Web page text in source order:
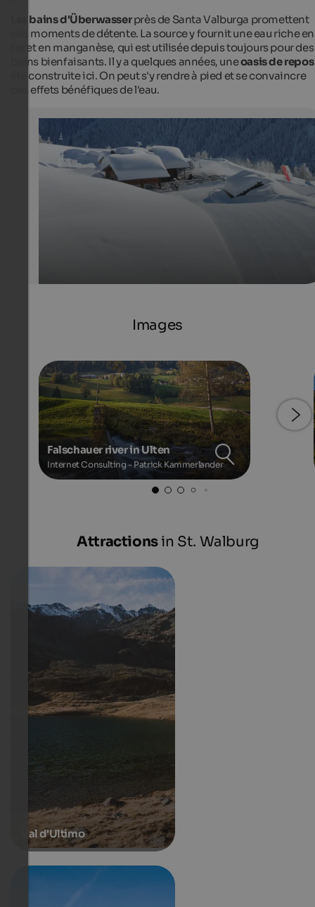
The family-friendly ski area in Ultental offers perfect
conditions and perfectly prepared ski runs.
Tourismusgenossenschaft Ultental-Proveis - Oswald Breitenberger
Les bains d'Überwasserprès de Santa Valburga promettent
des moments de détente. La source y fournit une eau riche en
fer et en manganèse, qui est utilisée depuis toujours pour des
bains bienfaisants. Il y a quelques années, uneoasis de repos
été construite ici. On peut s'y rendre à pied et se convaincre
des effets bénéfiques de l'eau.
Images
Falschauer river in Ulten
Internet Consulting - Patrick Kammerlander
Attractionsin St. Walburg
Val d'Ultimo